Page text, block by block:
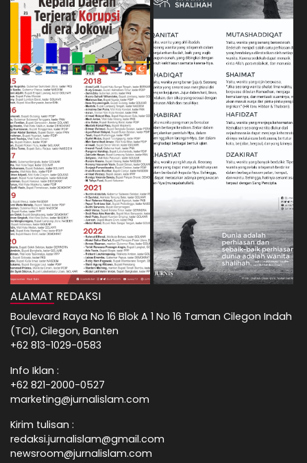
ALAMAT REDAKSI
Boulevard Raya No 16 Blok A 1 No 16 Taman Cilegon Indah
(TCI), Cilegon, Banten
+62 813-1029-0583
Info Iklan :
+62 821-2000-0527
marketing@jurnalislam.com
Kirim tulisan :
redaksi.jurnalislam@gmail.com
newsroom@jurnalislam.com